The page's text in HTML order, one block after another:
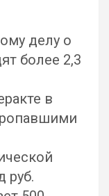
делу о
более 2,3
в
руб.